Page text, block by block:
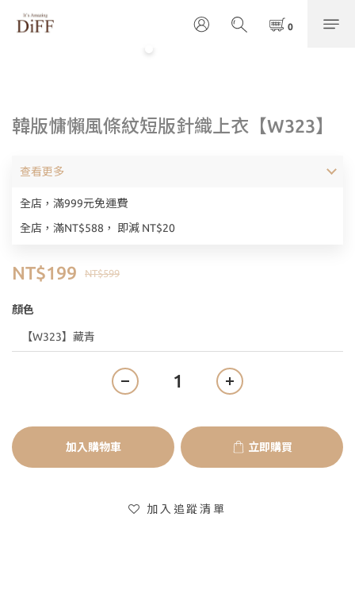
韓版慵懶風條紋短版針織上衣【W323】
全店，滿999元免運費
全店，滿NT$588， 即減 NT$20
查看更多
NT$599
NT$199
顏色
加入購物車 立即購買
加入追蹤清單